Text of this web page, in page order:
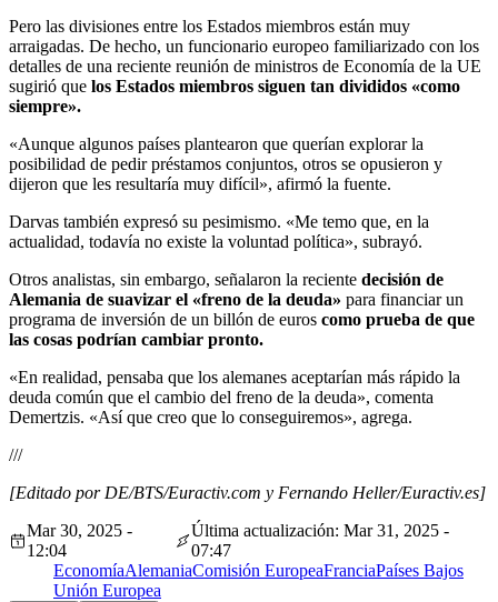
Pero las divisiones entre los Estados miembros están muy
arraigadas. De hecho, un funcionario europeo familiarizado con los
detalles de una reciente reunión de ministros de Economía de la UE
sugirió que los Estados miembros siguen tan divididos «como
siempre».
«Aunque algunos países plantearon que querían explorar la
posibilidad de pedir préstamos conjuntos, otros se opusieron y
dijeron que les resultaría muy difícil», afirmó la fuente.
Darvas también expresó su pesimismo. «Me temo que, en la
actualidad, todavía no existe la voluntad política», subrayó.
Otros analistas, sin embargo, señalaron la reciente decisión de
Alemania de suavizar el «freno de la deuda» para financiar un
programa de inversión de un billón de euros como prueba de que
las cosas podrían cambiar pronto.
«En realidad, pensaba que los alemanes aceptarían más rápido la
deuda común que el cambio del freno de la deuda», comenta
Demertzis. «Así que creo que lo conseguiremos», agrega.
///
[Editado por DE/BTS/Euractiv.com y Fernando Heller/Euractiv.es]
Mar 30, 2025 -
12:04
Última actualización: Mar 31, 2025 -
07:47
EconomíaAlemaniaComisión EuropeaFranciaPaíses Bajos
Unión Europea